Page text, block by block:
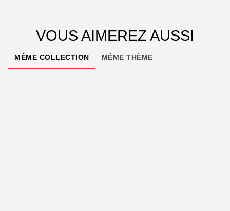
VOUS AIMEREZ AUSSI
MÊME COLLECTION MÊME THÈME